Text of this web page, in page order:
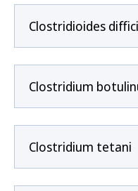
Clostridioides
Clostridium
Clostridium tetani